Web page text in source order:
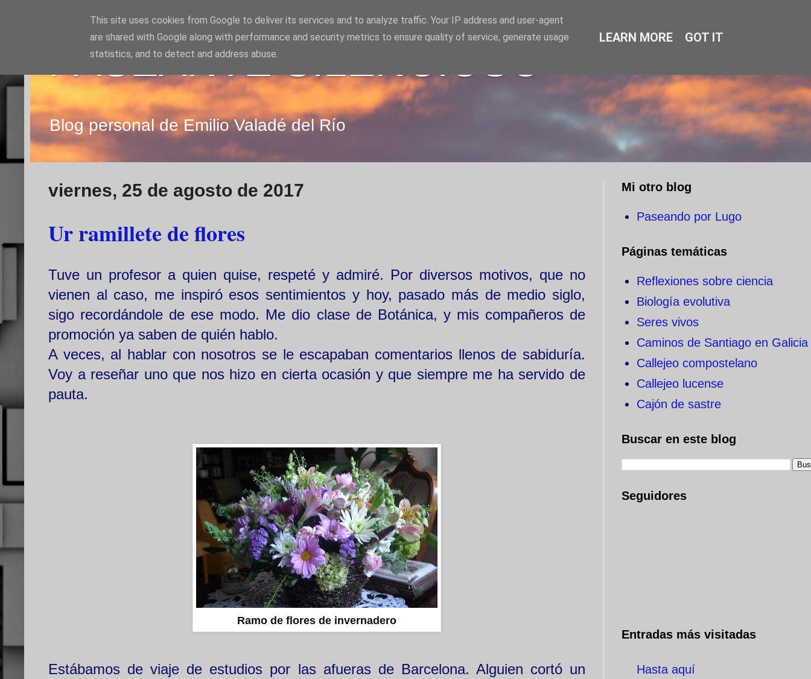
PASEANTE SILENCIOSO
Blog personal de Emilio Valadé del Río
viernes, 25 de agosto de 2017
Ur ramillete de flores
Tuve un profesor a quien quise, respeté y admiré. Por diversos motivos, que no
vienen al caso, me inspiró esos sentimientos y hoy, pasado más de medio siglo,
sigo recordándole de ese modo. Me dio clase de Botánica, y mis compañeros de
promoción ya saben de quién hablo.
A veces, al hablar con nosotros se le escapaban comentarios llenos de sabiduría.
Voy a reseñar uno que nos hizo en cierta ocasión y que siempre me ha servido de
pauta.
Ramo de flores de invernadero
Estábamos de viaje de estudios por las afueras de Barcelona. Alguien cortó un
Mi otro blog
Paseando por Lugo
Páginas temáticas
Reflexiones sobre ciencia
Biología evolutiva
Seres vivos
Caminos de Santiago en Galicia
Callejeo compostelano
Callejeo lucense
Cajón de sastre
Buscar en este blog
Seguidores
Entradas más visitadas
Hasta aquí
This site uses cookies from Google to deliver its services and to analyze traffic. Your IP address and user-agent
are shared with Google along with performance and security metrics to ensure quality of service, generate usage
statistics, and to detect and address abuse.
LEARN MORE GOT IT